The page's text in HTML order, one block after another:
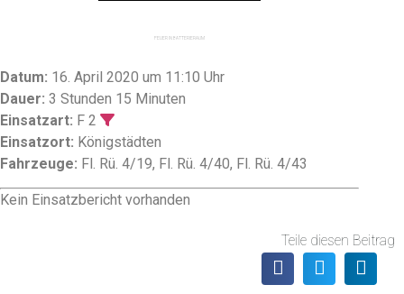
FEUER IN BATTERIERAUM
Datum: 16. April 2020 um 11:10 Uhr
Dauer: 3 Stunden 15 Minuten
Einsatzart: F 2
Einsatzort: Königstädten
Fahrzeuge: Fl. Rü. 4/19, Fl. Rü. 4/40, Fl. Rü. 4/43
Kein Einsatzbericht vorhanden
Teile diesen Beitrag